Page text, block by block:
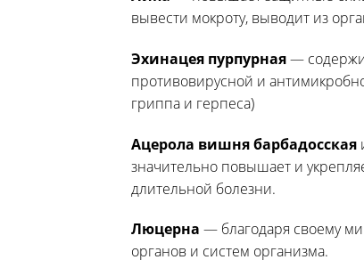
вывести мокроту, выводит из
Эхинацея пурпурная—
противовирусной и
гриппа и герпеса)
Ацерола вишня барбадосская
значительно повышает и
длительной болезни.
Люцерна — благодаря своему
органов и систем организма.